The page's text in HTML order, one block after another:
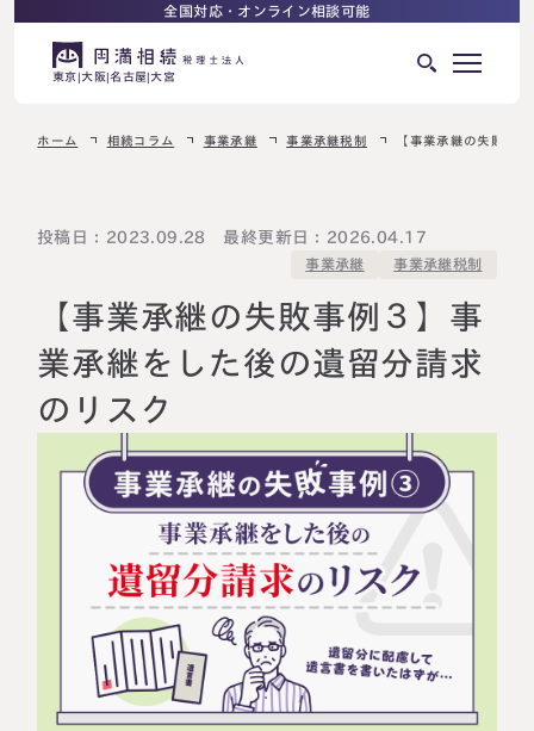
全国対応・オンライン相談可能
東京 大阪 名古屋 大宮
相続ロードマップ
ご相談の流れ
選ばれる理由
よくある質問
相続税申告について
相続に備えたい方へ
生前対策相談について
相続税試算について
料金表
ホーム 相続コラム 事業承継 事業承継税制 【事業承継の失敗事
投稿日：2023.09.28 最終更新日：2026.04.17
事業承継 事業承継税制
【事業承継の失敗事例３】事
業承継をした後の遺留分請求
のリスク